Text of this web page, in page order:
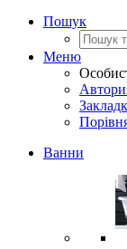
Пошук
Меню
Ванни